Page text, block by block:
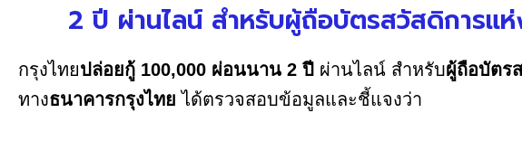
2 ปี ผ่านไลน์ สำหรับผู้ถือบัตรสวัสดิการแ
กรุงไทยปล่อยกู้ 100,000 ผ่อนนาน 2 ปี ผ่านไลน์ สำหรับผู้ถือบัตร
ทางธนาคารกรุงไทย ได้ตรวจสอบข้อมูลและชี้แจงว่า